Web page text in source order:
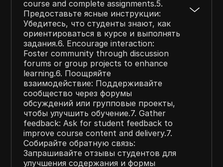
course and complete assignments.5.
Предоставьте ясные инструкции:
Убедитесь, что студенты знают, как
ориентироваться в курсе и выполнять
задания.6. Encourage interaction:
Foster community through discussion
forums or group projects to enhance
learning.6. Поощряйте
взаимодействие: Поддерживайте
сообщество через форумы
обсуждений или групповые проекты,
чтобы улучшить обучение.7. Gather
feedback: Ask for student feedback to
improve course content and delivery.7.
Собирайте обратную связь:
Запрашивайте отзывы студентов для
улучшения содержания и формы